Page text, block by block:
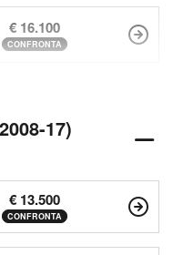
€ 16.100
CONFRONTA
17)
€ 13.500
CONFRONTA